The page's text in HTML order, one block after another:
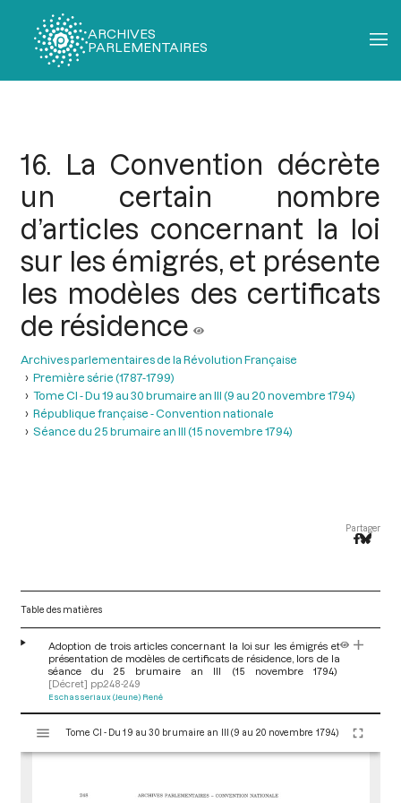
ARCHIVES
PARLEMENTAIRES
16. La Convention décrète
un certain nombre
d’articles concernant la loi
sur les émigrés, et présente
les modèles des certificats
de résidence
Archives parlementaires de la Révolution Française
Première série (1787-1799)
Tome CI - Du 19 au 30 brumaire an III (9 au 20 novembre 1794)
République française - Convention nationale
Séance du 25 brumaire an III (15 novembre 1794)
Partager
Table des matières
Adoption de trois articles concernant la loi sur les émigrés et
présentation de modèles de certificats de résidence, lors de la
séance du 25 brumaire an III (15 novembre 1794)
[Décret] pp.248-249
Eschasseriaux (Jeune) René
s
Tome CI - Du 19 au 30 brumaire an III (9 au 20 novembre 1794)